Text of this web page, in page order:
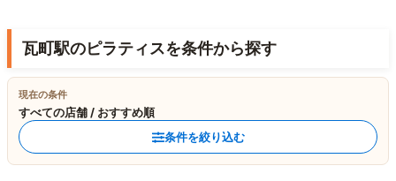
瓦町駅のピラティスを条件から探す
現在の条件
すべての店舗 / おすすめ順
条件を絞り込む